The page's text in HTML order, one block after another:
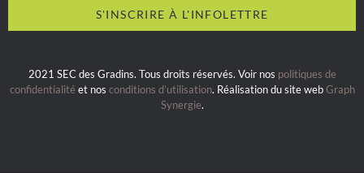
2021 SEC des Gradins. Tous droits réservés. Voir nos politiques de
confidentialité et nos conditions d’utilisation. Réalisation du site webGraph
Synergie.